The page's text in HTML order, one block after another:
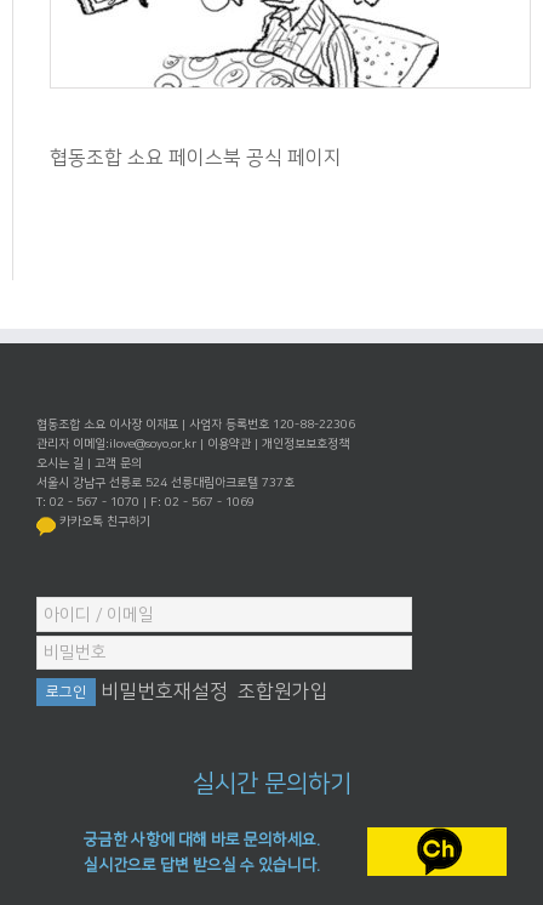
협동조합 소요 페이스북 공식 페이지
협동조합 소요 이사장 이재포 | 사업자 등록번호 120-88-22306
관리자 이메일:ilove@soyo.or.kr | 이용약관 | 개인정보보호정책
오시는 길 | 고객 문의
서울시 강남구 선릉로 524 선릉대림아크로텔 737호
T: 02 - 567 - 1070 | F: 02 - 567 - 1069
카카오톡 친구하기
비밀번호재설정 조합원가입
실시간 문의하기
궁금한 사항에 대해 바로 문의하세요.
실시간으로 답변 받으실 수 있습니다.